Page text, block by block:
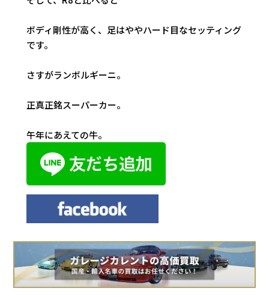
ボディ剛性が高く、足はややハード目なセッティング
です。
さすがランボルギーニ。
正真正銘スーパーカー。
午年にあえての牛。